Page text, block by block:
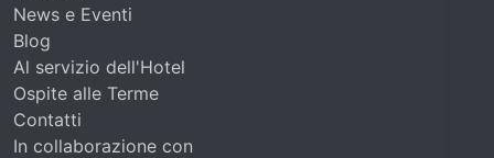
News e Eventi
Blog
Al servizio dell'Hotel
Ospite alle Terme
Contatti
In collaborazione con